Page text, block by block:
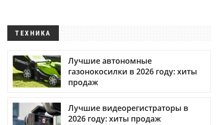
ТЕХНИКА
Лучшие автономные
газонокосилки в 2026 году: хиты
продаж
Лучшие видеорегистраторы в
2026 году: хиты продаж